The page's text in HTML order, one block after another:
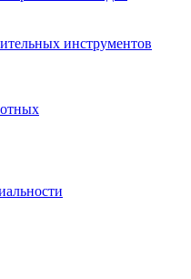
инструментов